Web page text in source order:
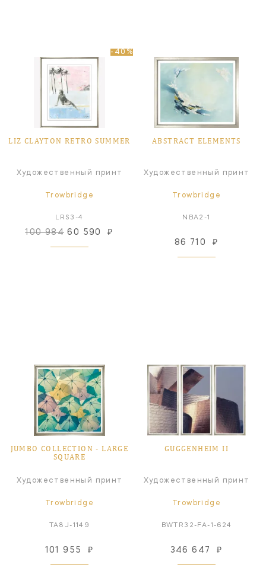
-40%
LIZ CLAYTON RETRO SUMMER
Художественный принт
Trowbridge
LRS3-4
100 984 60 590 ₽
ABSTRACT ELEMENTS
Художественный принт
Trowbridge
NBA2-1
86 710 ₽
JUMBO COLLECTION ‑ LARGE
SQUARE
Художественный принт
Trowbridge
TA8J-1149
101 955 ₽
GUGGENHEIM II
Художественный принт
Trowbridge
BWTR32-FA-1-624
346 647 ₽